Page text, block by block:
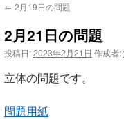
← 2月19日の問題
2月21日の問題
投稿日:2023年2月21日 作成者:
立体の問題です。
問題用紙